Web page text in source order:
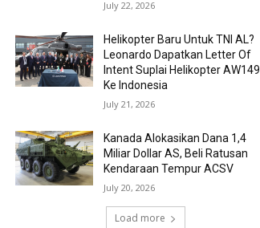
July 22, 2026
Helikopter Baru Untuk TNI AL?
Leonardo Dapatkan Letter Of
Intent Suplai Helikopter AW149
Ke Indonesia
July 21, 2026
Kanada Alokasikan Dana 1,4
Miliar Dollar AS, Beli Ratusan
Kendaraan Tempur ACSV
July 20, 2026
Load more